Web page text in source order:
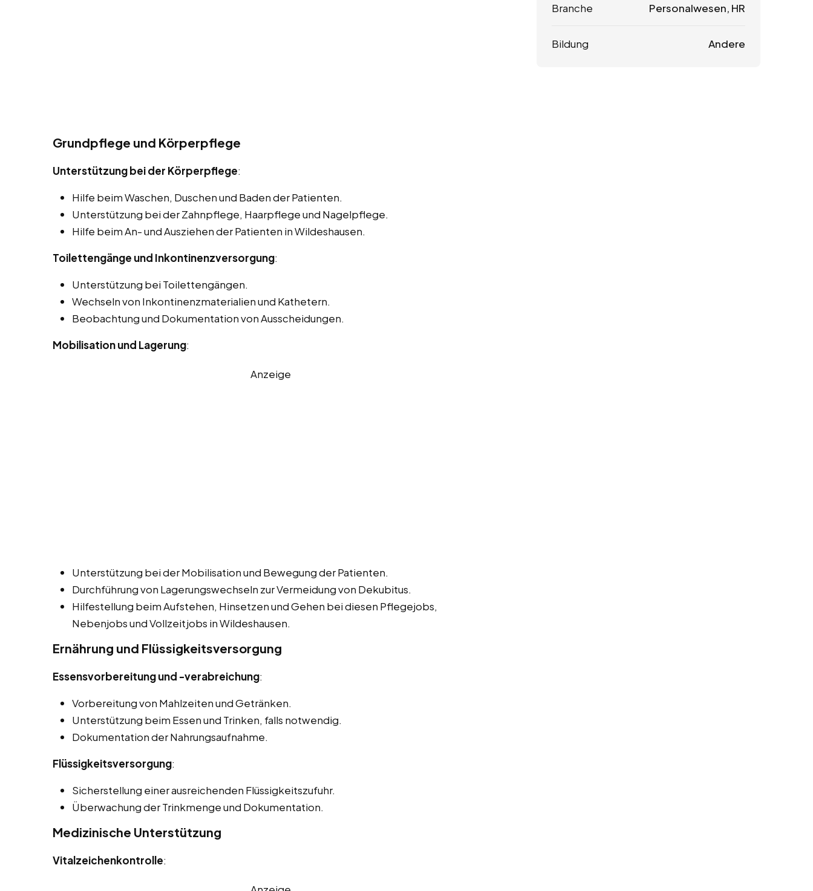
Grundpflege und Körperpflege
Unterstützung bei der Körperpflege:
Hilfe beim Waschen, Duschen und Baden der Patienten.
Unterstützung bei der Zahnpflege, Haarpflege und Nagelpflege.
Hilfe beim An- und Ausziehen der Patienten in Wildeshausen.
Toilettengänge und Inkontinenzversorgung:
Unterstützung bei Toilettengängen.
Wechseln von Inkontinenzmaterialien und Kathetern.
Beobachtung und Dokumentation von Ausscheidungen.
Mobilisation und Lagerung:
Anzeige
Unterstützung bei der Mobilisation und Bewegung der Patienten.
Durchführung von Lagerungswechseln zur Vermeidung von Dekubitus.
Hilfestellung beim Aufstehen, Hinsetzen und Gehen bei diesen Pflegejobs,
Nebenjobs und Vollzeitjobs in Wildeshausen.
Ernährung und Flüssigkeitsversorgung
Essensvorbereitung und -verabreichung:
Vorbereitung von Mahlzeiten und Getränken.
Unterstützung beim Essen und Trinken, falls notwendig.
Dokumentation der Nahrungsaufnahme.
Flüssigkeitsversorgung:
Sicherstellung einer ausreichenden Flüssigkeitszufuhr.
Überwachung der Trinkmenge und Dokumentation.
Medizinische Unterstützung
Vitalzeichenkontrolle:
Branche Personalwesen, HR
Bildung Andere